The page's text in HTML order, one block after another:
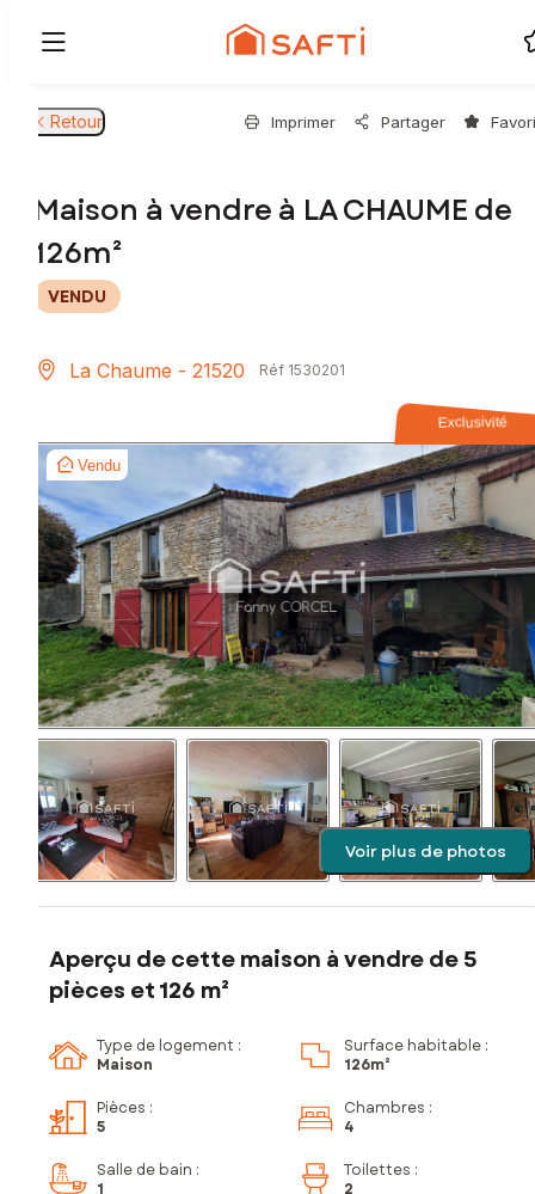
Retour Imprimer Partager
Maison à vendre à LA CHAUME de
126m²
VENDU
La Chaume - 21520 Réf 1530201
Exclusivité
Vendu
Voir plus de photos
Aperçu de cette maison à vendre de 5
pièces et 126 m²
Type de logement :
Maison
Surface habitable :
126m²
Pièces :
5
Chambres :
4
Salle de bain :
1
Toilettes :
2